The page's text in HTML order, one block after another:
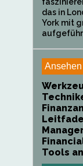
das in
York mit
Ansehen
Tools